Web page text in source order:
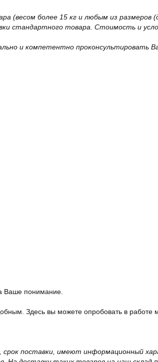
(весом более 15 кг и любым из размеров
стандартного товара. Стоимость и
и компетентно проконсультировать
Ваше понимание.
Здесь вы можете опробовать в работе
срок поставки, имеют информационный